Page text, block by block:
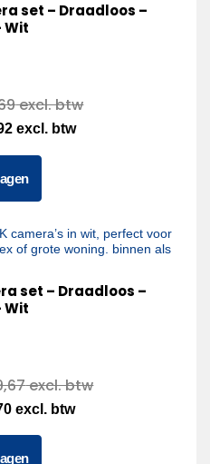
set – Draadloos –
Wit
excl. btw
excl. btw
set – Draadloos –
Wit
excl. btw
excl. btw